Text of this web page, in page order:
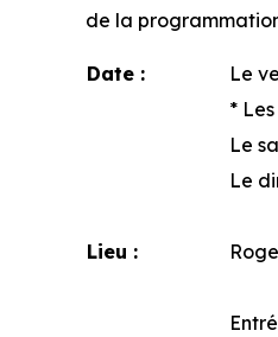
de la
Date :
Le
*
Le
Le
Lieu :